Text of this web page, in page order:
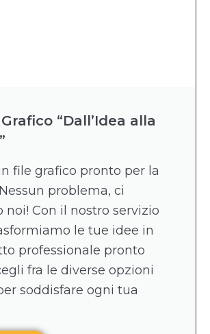
“Dall’Idea alla
file grafico pronto per la
problema, ci
noi! Con il nostro servizio
le tue idee in
professionale pronto
fra le diverse opzioni
soddisfare ogni tua